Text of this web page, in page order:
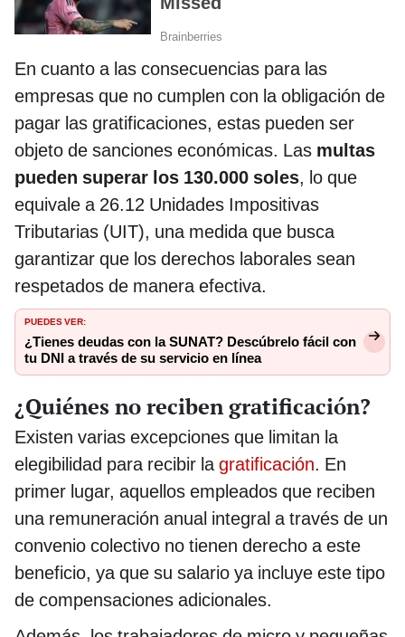
En cuanto a las consecuencias para las
empresas que no cumplen con la obligación de
pagar las gratificaciones, estas pueden ser
objeto de sanciones económicas. Las multas
pueden superar los 130.000 soles, lo que
equivale a 26.12 Unidades Impositivas
Tributarias (UIT), una medida que busca
garantizar que los derechos laborales sean
respetados de manera efectiva.
PUEDES VER:
¿Tienes deudas con la SUNAT? Descúbrelo fácil con
tu DNI a través de su servicio en línea
¿Quiénes no reciben gratificación?
Existen varias excepciones que limitan la
elegibilidad para recibir la gratificación. En
primer lugar, aquellos empleados que reciben
una remuneración anual integral a través de un
convenio colectivo no tienen derecho a este
beneficio, ya que su salario ya incluye este tipo
de compensaciones adicionales.